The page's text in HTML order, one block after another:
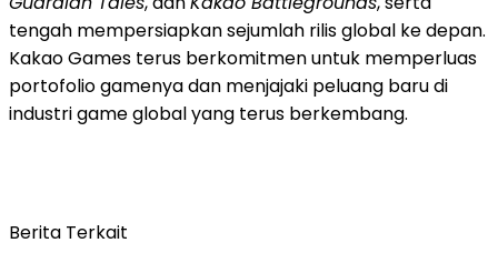
tengah mempersiapkan sejumlah rilis global ke depan.
Kakao Games terus berkomitmen untuk memperluas
portofolio gamenya dan menjajaki peluang baru di
industri game global yang terus berkembang.
Berita Terkait